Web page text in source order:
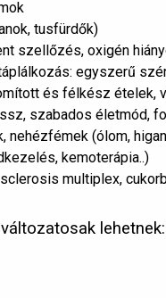
tusfürdők)
szellőzés, oxigén
egyszerű
és félkész ételek,
szabados életmód,
nehézfémek (ólom,
kemoterápia..)
multiplex,
lehetnek: